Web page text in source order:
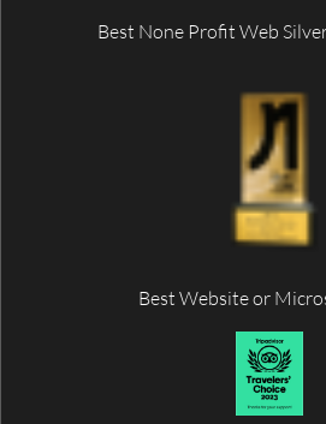
Best None Profit Web
Best Website or